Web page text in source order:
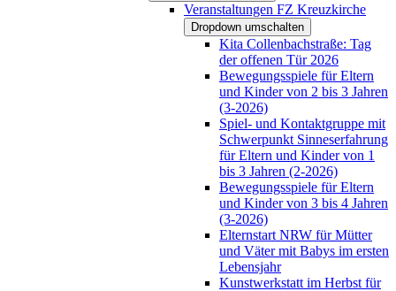
Veranstaltungen FZ Kreuzkirche
Dropdown umschalten
Kita Collenbachstraße: Tag
der offenen Tür 2026
Bewegungsspiele für Eltern
und Kinder von 2 bis 3 Jahren
(3-2026)
Spiel- und Kontaktgruppe mit
Schwerpunkt Sinneserfahrung
für Eltern und Kinder von 1
bis 3 Jahren (2-2026)
Bewegungsspiele für Eltern
und Kinder von 3 bis 4 Jahren
(3-2026)
Elternstart NRW für Mütter
und Väter mit Babys im ersten
Lebensjahr
Kunstwerkstatt im Herbst für